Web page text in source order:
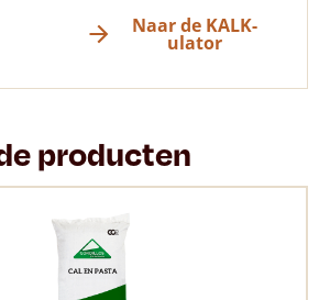
Naar de KALK-
ulator
producten